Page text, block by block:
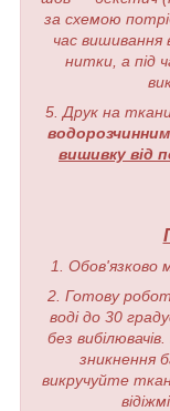
за схемою
час вишивання
нитки, а під
5. Друк на
вишивку від
1. Обов'язково
2. Готову
воді до 30
без
зникнення
викручуйте